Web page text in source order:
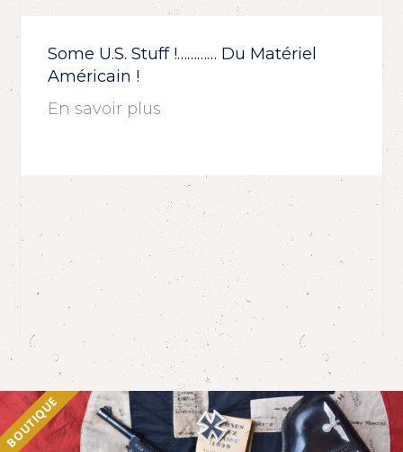
Some U.S. Stuff !………… Du Matériel
Américain !
En savoir plus
BOUTIQUE